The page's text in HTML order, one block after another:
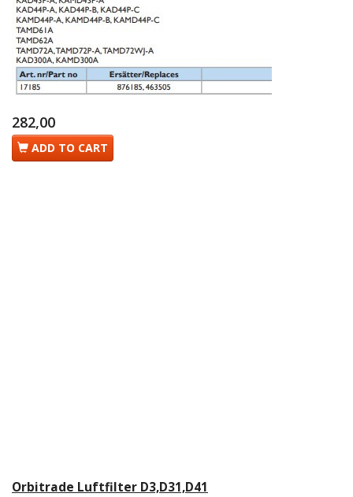
282,00
ADD TO CART
Orbitrade Luftfilter D3,D31,D41